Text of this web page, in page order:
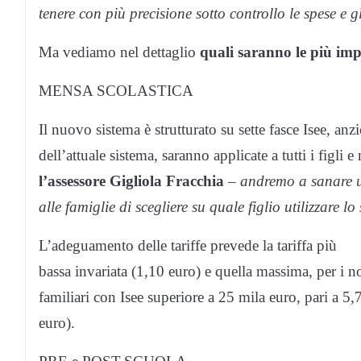
tenere con più precisione sotto controllo le spese e
Ma vediamo nel dettaglio quali saranno le più
MENSA SCOLASTICA
Il nuovo sistema è strutturato su sette fasce Isee,
dell’attuale sistema, saranno applicate a tutti i figli
l’assessore Gigliola Fracchia– andremo a sanare
alle famiglie di scegliere su quale figlio utilizzare lo
L’adeguamento delle tariffe prevede la tariffa più
bassa invariata (1,10 euro) e quella massima, per i
familiari con Isee superiore a 25 mila euro, pari a
euro).